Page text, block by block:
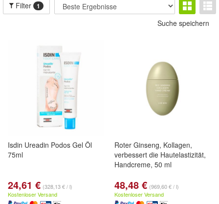
Filter 1
Suche speichern
Isdin Ureadin Podos Gel Öl
75ml
24,61 € (328,13 € / l)
Kostenloser Versand
Roter Ginseng, Kollagen,
verbessert die Hautelastizität,
Handcreme, 50 ml
48,48 € (969,60 € / l)
Kostenloser Versand